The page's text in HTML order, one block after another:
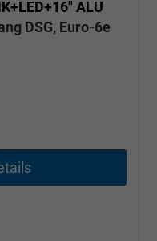
ALU
DSG, Euro-6e